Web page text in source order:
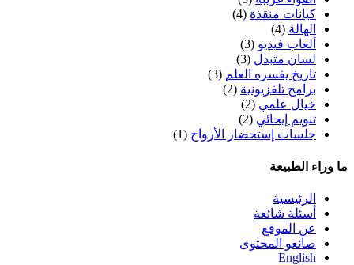
كيانات منقذة (4)
الهالة (4)
ألعاب فيديو (3)
لسان متبدل (3)
تاريخ يفسره العلم (3)
برامج تلفزيونية (2)
خيال علمي (2)
تنويم إيحائي (2)
جلسات إستحضار الأرواح (1)
ما وراء الطبيعة
الرئيسية
أسئلة شائعة
عن الموقع
صانعو المحتوى
English